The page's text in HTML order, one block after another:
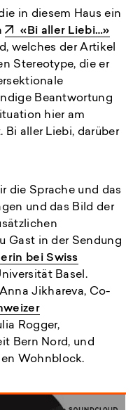
in diesem Haus ein
«Bi aller Liebi…»
welches der Artikel
Stereotype, die er
Beantwortung
hier am
aller Liebi, darüber
die Sprache und das
und das Bild der
Gast in der Sendung
bei Swiss
Basel.
Jikhareva, Co-
Rogger,
Bern Nord, und
Wohnblock.